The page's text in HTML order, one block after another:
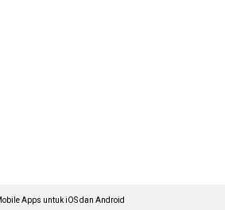
Apps untuk iOS dan Android